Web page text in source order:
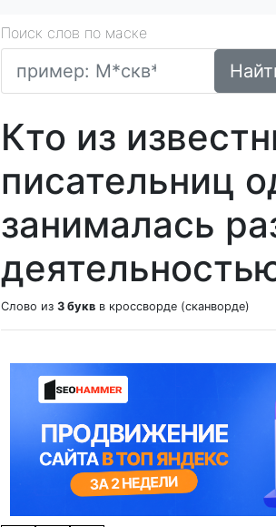
Поиск слов по маске
Кто из
писательниц
занималась
Слово из 3 букв в кроссворде (сканворде)